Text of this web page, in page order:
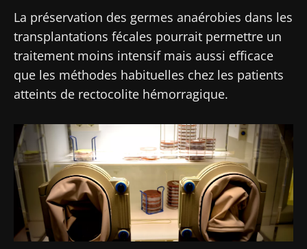
La préservation des germes anaérobies dans les
transplantations fécales pourrait permettre un
traitement moins intensif mais aussi efficace
que les méthodes habituelles chez les patients
atteints de rectocolite hémorragique.